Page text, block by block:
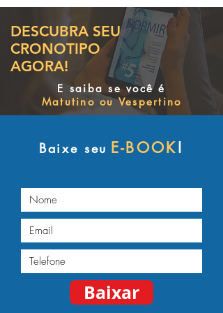
DESCUBRA SEU
CRONOTIPO
AGORA!
E saiba se você é
Matutino ou Vespertino
Baixe seu E-BOOK!
Baixar